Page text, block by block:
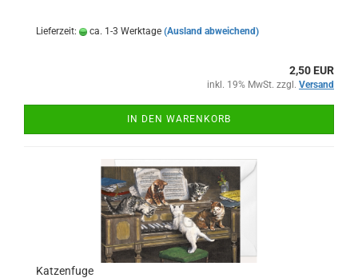
Lieferzeit: ca. 1-3 Werktage (Ausland abweichend)
2,50 EUR
inkl. 19% MwSt. zzgl. Versand
IN DEN WARENKORB
Katzenfuge